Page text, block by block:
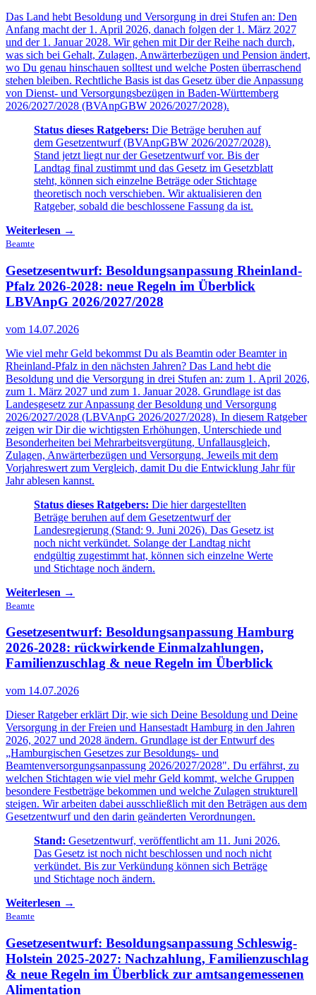
Das Land hebt Besoldung und Versorgung in drei Stufen an: Den
Anfang macht der 1. April 2026, danach folgen der 1. März 2027
und der 1. Januar 2028. Wir gehen mit Dir der Reihe nach durch,
was sich bei Gehalt, Zulagen, Anwärterbezügen und Pension ändert,
wo Du genau hinschauen solltest und welche Posten überraschend
stehen bleiben. Rechtliche Basis ist das Gesetz über die Anpassung
von Dienst- und Versorgungsbezügen in Baden-Württemberg
2026/2027/2028 (BVAnpGBW 2026/2027/2028).
Status dieses Ratgebers: Die Beträge beruhen auf
dem Gesetzentwurf (BVAnpGBW 2026/2027/2028).
Stand jetzt liegt nur der Gesetzentwurf vor. Bis der
Landtag final zustimmt und das Gesetz im Gesetzblatt
steht, können sich einzelne Beträge oder Stichtage
theoretisch noch verschieben. Wir aktualisieren den
Ratgeber, sobald die beschlossene Fassung da ist.
Weiterlesen →
Beamte
Gesetzesentwurf: Besoldungsanpassung Rheinland-
Pfalz 2026-2028: neue Regeln im Überblick
LBVAnpG 2026/2027/2028
vom 14.07.2026
Wie viel mehr Geld bekommst Du als Beamtin oder Beamter in
Rheinland-Pfalz in den nächsten Jahren? Das Land hebt die
Besoldung und die Versorgung in drei Stufen an: zum 1. April 2026,
zum 1. März 2027 und zum 1. Januar 2028. Grundlage ist das
Landesgesetz zur Anpassung der Besoldung und Versorgung
2026/2027/2028 (LBVAnpG 2026/2027/2028). In diesem Ratgeber
zeigen wir Dir die wichtigsten Erhöhungen, Unterschiede und
Besonderheiten bei Mehrarbeitsvergütung, Unfallausgleich,
Zulagen, Anwärterbezügen und Versorgung. Jeweils mit dem
Vorjahreswert zum Vergleich, damit Du die Entwicklung Jahr für
Jahr ablesen kannst.
Status dieses Ratgebers: Die hier dargestellten
Beträge beruhen auf dem Gesetzentwurf der
Landesregierung (Stand: 9. Juni 2026). Das Gesetz ist
noch nicht verkündet. Solange der Landtag nicht
endgültig zugestimmt hat, können sich einzelne Werte
und Stichtage noch ändern.
Weiterlesen →
Beamte
Gesetzesentwurf: Besoldungsanpassung Hamburg
2026-2028: rückwirkende Einmalzahlungen,
Familienzuschlag & neue Regeln im Überblick
vom 14.07.2026
Dieser Ratgeber erklärt Dir, wie sich Deine Besoldung und Deine
Versorgung in der Freien und Hansestadt Hamburg in den Jahren
2026, 2027 und 2028 ändern. Grundlage ist der Entwurf des
„Hamburgischen Gesetzes zur Besoldungs- und
Beamtenversorgungsanpassung 2026/2027/2028". Du erfährst, zu
welchen Stichtagen wie viel mehr Geld kommt, welche Gruppen
besondere Festbeträge bekommen und welche Zulagen strukturell
steigen. Wir arbeiten dabei ausschließlich mit den Beträgen aus dem
Gesetzentwurf und den darin geänderten Verordnungen.
Stand: Gesetzentwurf, veröffentlicht am 11. Juni 2026.
Das Gesetz ist noch nicht beschlossen und noch nicht
verkündet. Bis zur Verkündung können sich Beträge
und Stichtage noch ändern.
Weiterlesen →
Beamte
Gesetzesentwurf: Besoldungsanpassung Schleswig-
Holstein 2025-2027: Nachzahlung, Familienzuschlag
& neue Regeln im Überblick zur amtsangemessenen
Alimentation